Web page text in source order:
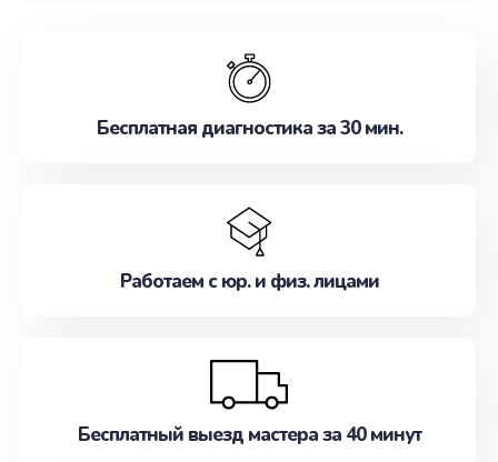
Бесплатная диагностика за 30 мин.
Работаем с юр. и физ. лицами
Бесплатный выезд мастера за 40 минут